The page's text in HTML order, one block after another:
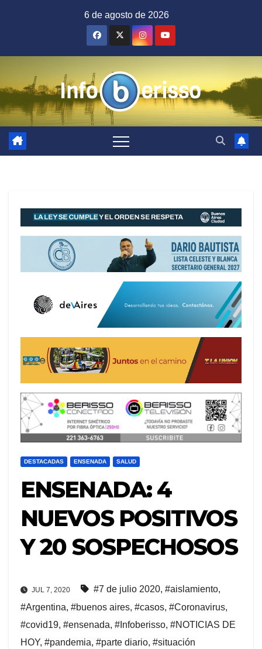
6 de agosto de 2026
DESTACADAS ENSENADA SALUD
ENSENADA: 4
NUEVOS POSITIVOS
Y 20 SOSPECHOSOS
JUL 7, 2020 #7 de julio 2020, #aislamiento,
#Argentina, #buenos aires, #casos, #Coronavirus,
#covid19, #ensenada, #Infoberisso, #NOTICIAS DE
HOY, #pandemia, #parte diario, #situación